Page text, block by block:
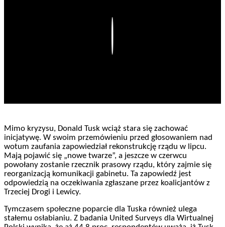
Mimo kryzysu, Donald Tusk wciąż stara się zachować
inicjatywę. W swoim przemówieniu przed głosowaniem nad
wotum zaufania zapowiedział rekonstrukcję rządu w lipcu.
Mają pojawić się „nowe twarze”, a jeszcze w czerwcu
powołany zostanie rzecznik prasowy rządu, który zajmie się
reorganizacją komunikacji gabinetu. Ta zapowiedź jest
odpowiedzią na oczekiwania zgłaszane przez koalicjantów z
Trzeciej Drogi i Lewicy.
Tymczasem społeczne poparcie dla Tuska również ulega
stałemu osłabianiu. Z badania United Surveys dla Wirtualnej